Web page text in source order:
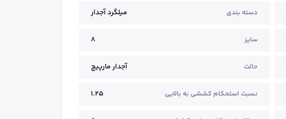
دسته بندی میلگرد آجدار
سایز 8
حالت آجدار مارپیچ
نسبت استحکام کششی به بالایی 1.25